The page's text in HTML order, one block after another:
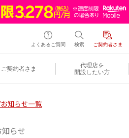
よくあるご質問 検索 ご契約者さま
ご契約者さま
代理店を
開設したい方
知らせ一覧
知らせ